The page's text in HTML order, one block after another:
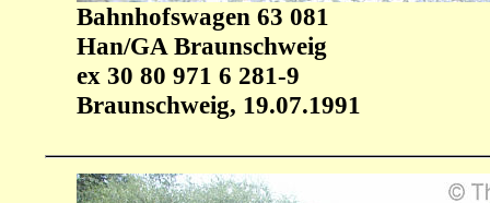
Bahnhofswagen 63 081
Han/GA Braunschweig
ex 30 80 971 6 281-9
Braunschweig, 19.07.1991